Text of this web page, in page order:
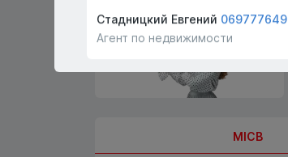
покупателей и арендаторов
MICB
Стадницкий Евгений 069777649
Агент по недвижимости